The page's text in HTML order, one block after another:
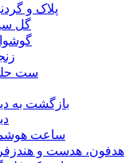
پلاک و
گل
ست
بازگشت به
ساعت
هدفون، هدست و